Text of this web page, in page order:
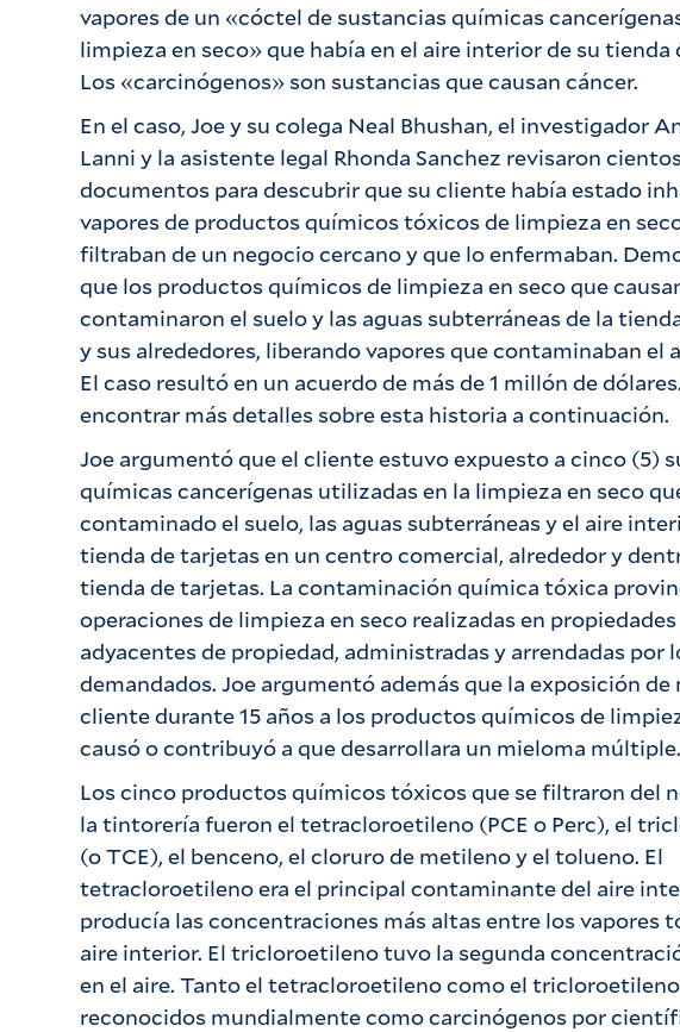
vapores de un «cóctel de sustancias químicas
limpieza en seco» que había en el aire interior de su tienda
Los «carcinógenos» son sustancias que causan cáncer.
En el caso, Joe y su colega Neal Bhushan, el investigador
Lanni y la asistente legal Rhonda Sanchez revisaron
documentos para descubrir que su cliente había estado
vapores de productos químicos tóxicos de limpieza en
filtraban de un negocio cercano y que lo enfermaban.
que los productos químicos de limpieza en seco que
contaminaron el suelo y las aguas subterráneas de la
y sus alrededores, liberando vapores que contaminaban el
El caso resultó en un acuerdo de más de 1 millón de
encontrar más detalles sobre esta historia a continuación.
Joe argumentó que el cliente estuvo expuesto a cinco (5)
químicas cancerígenas utilizadas en la limpieza en seco
contaminado el suelo, las aguas subterráneas y el aire
tienda de tarjetas en un centro comercial, alrededor y
tienda de tarjetas. La contaminación química tóxica
operaciones de limpieza en seco realizadas en propiedades
adyacentes de propiedad, administradas y arrendadas por
demandados. Joe argumentó además que la exposición de
cliente durante 15 años a los productos químicos de
causó o contribuyó a que desarrollara un mieloma múltiple.
Los cinco productos químicos tóxicos que se filtraron del
la tintorería fueron el tetracloroetileno (PCE o Perc), el
(o TCE), el benceno, el cloruro de metileno y el tolueno. El
tetracloroetileno era el principal contaminante del aire
producía las concentraciones más altas entre los vapores
aire interior. El tricloroetileno tuvo la segunda
en el aire. Tanto el tetracloroetileno como el
reconocidos mundialmente como carcinógenos por